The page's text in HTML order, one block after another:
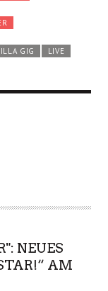
GIG
LIVE
NEUES
AM